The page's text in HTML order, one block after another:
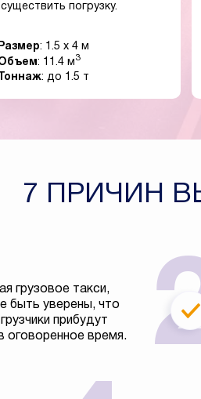
погрузку.
Размер: 1.5 x 4 м
: 11.4 м 3
Тоннаж: до 1.5 т
7 ПРИЧИН
грузовое такси,
быть уверены, что
прибудут
оговоренное время.